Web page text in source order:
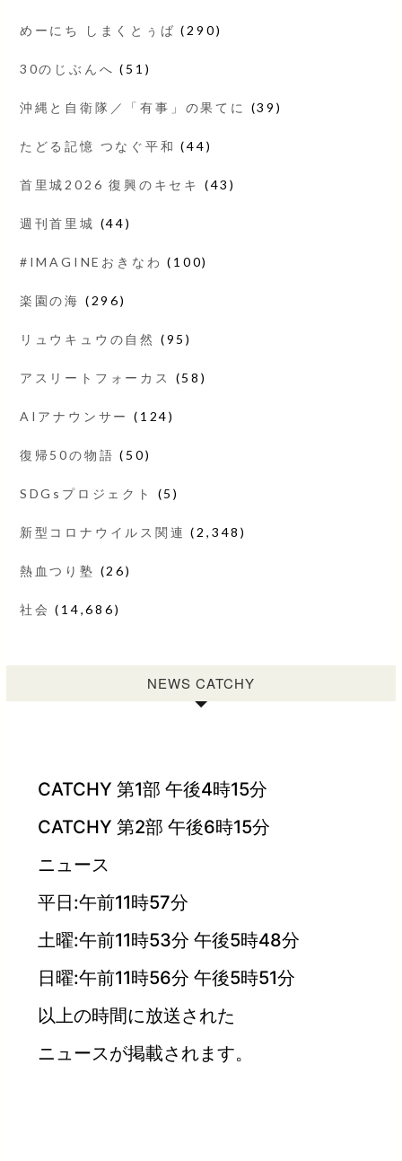
めーにち しまくとぅば (290)
30のじぶんへ (51)
沖縄と自衛隊／「有事」の果てに (39)
たどる記憶 つなぐ平和 (44)
首里城2026 復興のキセキ (43)
週刊首里城 (44)
#IMAGINEおきなわ (100)
楽園の海 (296)
リュウキュウの自然 (95)
アスリートフォーカス (58)
AIアナウンサー (124)
復帰50の物語 (50)
SDGsプロジェクト (5)
新型コロナウイルス関連 (2,348)
熱血つり塾 (26)
社会 (14,686)
NEWS CATCHY
CATCHY 第1部 午後4時15分
CATCHY 第2部 午後6時15分
ニュース
平日:午前11時57分
土曜:午前11時53分 午後5時48分
日曜:午前11時56分 午後5時51分
以上の時間に放送された
ニュースが掲載されます。